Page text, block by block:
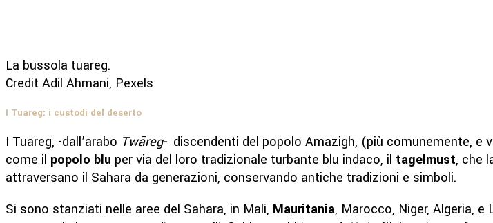
La bussola tuareg.
Credit Adil Ahmani, Pexels
I Tuareg: i custodi del deserto
I Tuareg, -dall’arabo Twāreg- discendenti del popolo Amazigh, (più comunemente,
come il popolo blu per via del loro tradizionale turbante blu indaco, il tagelmust, che
attraversano il Sahara da generazioni, conservando antiche tradizioni e simboli.
Si sono stanziati nelle aree del Sahara, in Mali, Mauritania, Marocco, Niger, Algeria,